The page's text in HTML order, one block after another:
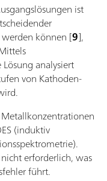
ist
können [9],
analysiert
von Kathoden-
(induktiv
erforderlich, was
führt.